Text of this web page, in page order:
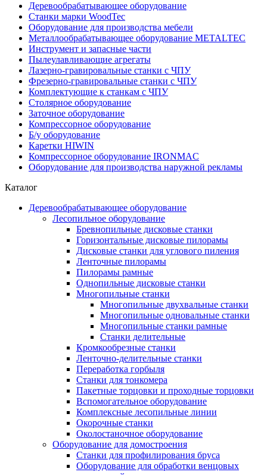
Деревообрабатывающее оборудование
Станки марки WoodTec
Оборудование для производства мебели
Металлообрабатывающее оборудование METALTEC
Инструмент и запасные части
Пылеулавливающие агрегаты
Лазерно-гравировальные станки с ЧПУ
Фрезерно-гравировальные станки с ЧПУ
Комплектующие к станкам с ЧПУ
Столярное оборудование
Заточное оборудование
Компрессорное оборудование
Б/у оборудование
Каретки HIWIN
Компрессорное оборудование IRONMAC
Оборудование для производства наружной рекламы
Каталог
Деревообрабатывающее оборудование
Лесопильное оборудование
Бревнопильные дисковые станки
Горизонтальные дисковые пилорамы
Дисковые станки для углового пиления
Ленточные пилорамы
Пилорамы рамные
Однопильные дисковые станки
Многопильные станки
Многопильные двухвальные станки
Многопильные одновальные станки
Многопильные станки рамные
Станки делительные
Кромкообрезные станки
Ленточно-делительные станки
Переработка горбыля
Станки для тонкомера
Пакетные торцовки и проходные торцовки
Вспомогательное оборудование
Комплексные лесопильные линии
Окорочные станки
Околостаночное оборудование
Оборудование для домостроения
Станки для профилирования бруса
Оборудование для обработки венцовых